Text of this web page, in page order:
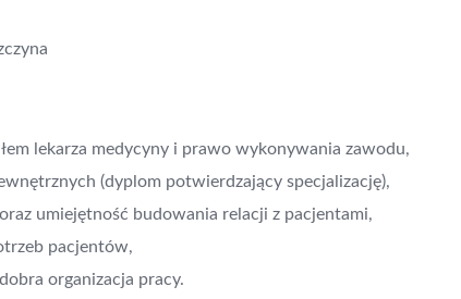
lekarza medycyny i prawo wykonywania zawodu,
(dyplom potwierdzający specjalizację),
umiejętność budowania relacji z pacjentami,
pacjentów,
organizacja pracy.